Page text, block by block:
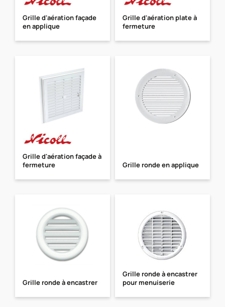
Grille d'aération façade
en applique
Grille d'aération plate à
fermeture
Grille d'aération façade à
fermeture
Grille ronde en applique
Grille ronde à encastrer
Grille ronde à encastrer
pour menuiserie